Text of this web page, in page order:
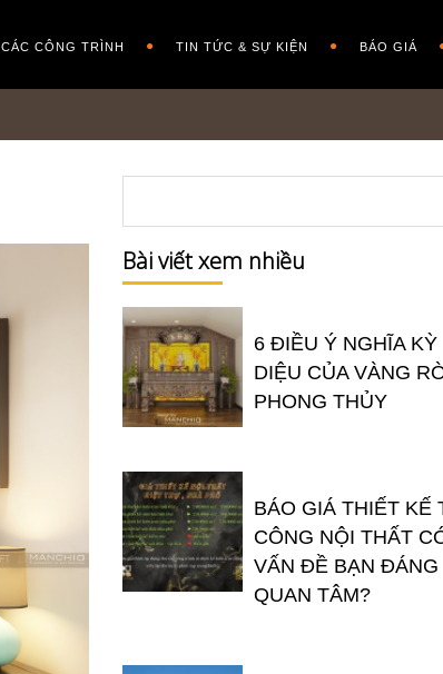
CÁC CÔNG TRÌNH TIN TỨC & SỰ KIỆN BÁO GIÁ
Bài viết xem nhiều
6 ĐIỀU Ý NGHĨA KỲ
DIỆU CỦA VÀNG
PHONG THỦY
BÁO GIÁ THIẾT KẾ
CÔNG NỘI THẤT
VẤN ĐỀ BẠN ĐÁNG
QUAN TÂM?